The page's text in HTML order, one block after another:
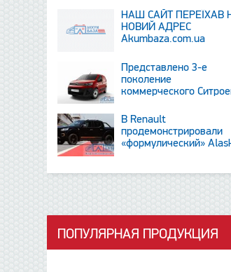
НАШ САЙТ ПЕРЕЇХАВ
НОВИЙ АДРЕС
Аkumbaza.com.ua
Представлено 3-е
поколение
коммерческого
В Renault
продемонстрировали
«формулический»
ПОПУЛЯРНАЯ ПРОДУКЦИЯ